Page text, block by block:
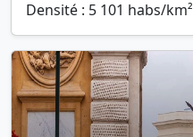
Densité : 5 101 habs/km²